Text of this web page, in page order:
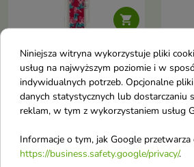

Donegal Pilnik do
paznokci 120/120 1
sztuka
1,48 €
Tarka
Obecnie brak na stanie favorite_border
Niniejsza witryna wykorzystuje pliki
usług na najwyższym poziomie i w
indywidualnych potrzeb. Opcjonalne pliki
danych statystycznych lub dostarczaniu
reklam, w tym z wykorzystaniem usług
Informacje o tym, jak Google przetwarza
https://business.safety.google/privacy/.